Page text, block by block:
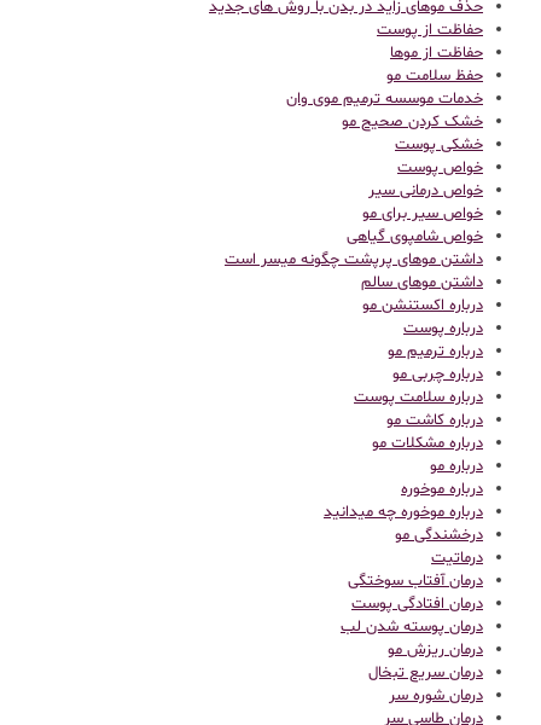
حذف موهای زاید در بدن با روش های جدید
حفاظت از پوست
حفاظت از موها
حفظ سلامت مو
خدمات موسسه ترمیم موی وان
خشک کردن صحیح مو
خشکی پوست
خواص پوست
خواص درمانی سیر
خواص سیر برای مو
خواص شامپوی گیاهی
داشتن موهای پرپشت چگونه میسر است
داشتن موهای سالم
درباره اکستنشن مو
درباره پوست
درباره ترمیم مو
درباره چربی مو
درباره سلامت پوست
درباره کاشت مو
درباره مشکلات مو
درباره مو
درباره موخوره
درباره موخوره چه میدانید
درخشندگی مو
درماتیت
درمان آفتاب سوختگی
درمان افتادگی پوست
درمان پوسته شدن لب
درمان ریزش مو
درمان سریع تبخال
درمان شوره سر
درمان طاسی سر